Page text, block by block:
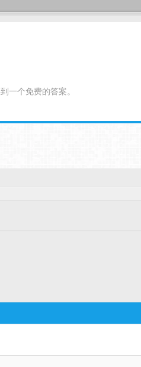
一个免费的答案。